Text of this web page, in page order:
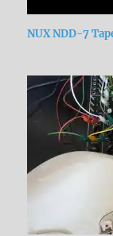
NUX NDD-7